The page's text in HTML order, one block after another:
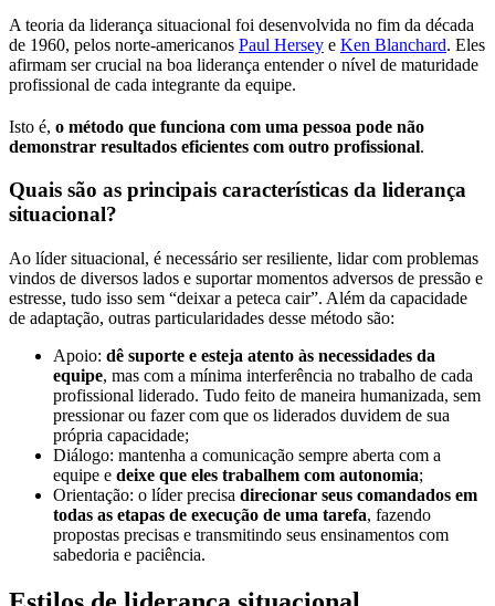
A teoria da liderança situacional foi desenvolvida no fim da década
de 1960, pelos norte-americanos Paul Hersey e Ken Blanchard. Eles
afirmam ser crucial na boa liderança entender o nível de maturidade
profissional de cada integrante da equipe.
Isto é, o método que funciona com uma pessoa pode não
demonstrar resultados eficientes com outro profissional.
Quais são as principais características da liderança
situacional?
Ao líder situacional, é necessário ser resiliente, lidar com problemas
vindos de diversos lados e suportar momentos adversos de pressão e
estresse, tudo isso sem “deixar a peteca cair”. Além da capacidade
de adaptação, outras particularidades desse método são:
Apoio: dê suporte e esteja atento às necessidades da
equipe, mas com a mínima interferência no trabalho de cada
profissional liderado. Tudo feito de maneira humanizada, sem
pressionar ou fazer com que os liderados duvidem de sua
própria capacidade;
Diálogo: mantenha a comunicação sempre aberta com a
equipe e deixe que eles trabalhem com autonomia;
Orientação: o líder precisa direcionar seus comandados em
todas as etapas de execução de uma tarefa, fazendo
propostas precisas e transmitindo seus ensinamentos com
sabedoria e paciência.